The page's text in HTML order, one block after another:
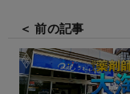
＜ 前の記事